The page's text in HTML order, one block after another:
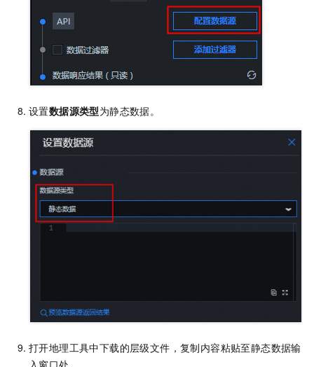
设置数据源类型为静态数据。
打开地理工具中下载的层级文件，复制内容粘贴至静态数据输
入窗口处。